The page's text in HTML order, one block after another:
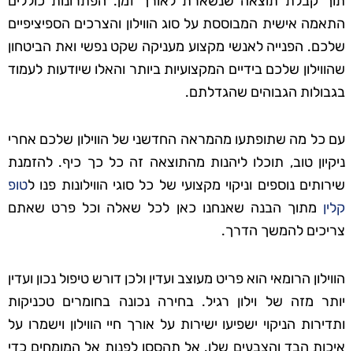
התאמה אישית המבוססת על סוג הווילון והצרכים הספיציפיים
שלכם. הפנייה לאנשי מקצוע מעניקה שקט נפשי ואת הביטחון
שהווילון שלכם בידיים המקצועיות ביותר והאלו שיודעות לעמוד
בגבולות הגבוהים שהגדלתם.
עם כל מה שתופתעו מהמראה החדשני של הווילון שלכם אחרי
ניקיון טוב, תוכלו ליהנות מהתוצאה זה כל כך כיף. להזמנת
שירותים נוספים וניקוי מקצועי של כל סוגי הווילונות פנו לטופ
קלין מתוך הבנה שאנחנו כאן לכל שאלה וכל פרט שאתם
צריכים להמשך הדרך.
הווילון הרומאי הוא פריט מעוצב ועדין ולכן דורש טיפול נכון ועדין
יותר מזה של וילון רגיל. בחירה נכונה בחומרים טכניקות
ותדירות הניקוי ישפיעו ישירות על אורך חיי הווילון וישמרו על
איכות הבד והצבעים שלו. אל תהססו לפנות אל המומחים כדי